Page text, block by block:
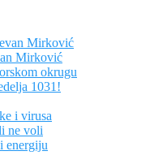
Mirković
Mirković
okrugu
1031!
i virusa
ne voli
energiju